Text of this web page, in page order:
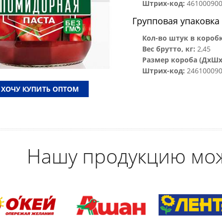
ХОЧУ КУПИТЬ ОПТОМ
Штрих-код:
Групповая упаковка
Кол-во штук в
Вес брутто, кг: 2,45
Размер короба
Штрих-код:
Нашу продукцию